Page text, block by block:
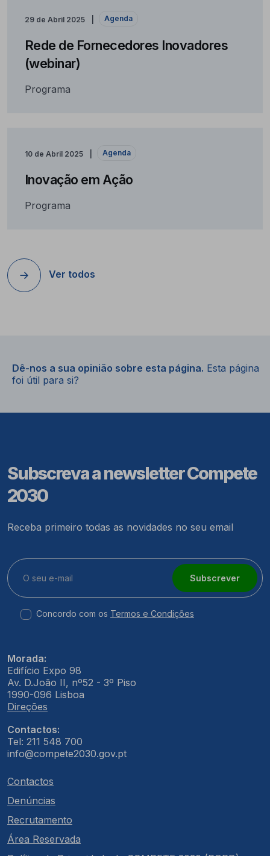
29 de Abril 2025 Agenda
Rede de Fornecedores Inovadores
(webinar)
Programa
10 de Abril 2025 Agenda
Inovação em Ação
Programa
Ver todos
Dê-nos a sua opinião sobre esta página. Esta página
foi útil para si?
Subscreva a newsletter Compete
2030
Receba primeiro todas as novidades no seu email
Subscrever
Concordo com os Termos e Condições
Morada:
Edifício Expo 98
Av. D.João II, nº52 - 3º Piso
1990-096 Lisboa
Direções
Contactos:
Tel: 211 548 700
info@compete2030.gov.pt
Contactos
Denúncias
Recrutamento
Área Reservada